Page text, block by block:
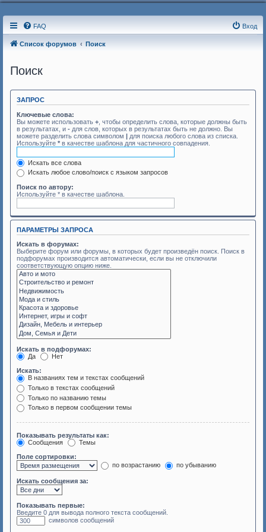
FAQ Вход
Список форумов Поиск
Поиск
ЗАПРОС
Ключевые слова:
Вы можете использовать + , чтобы определить слова, которые должны быть
в результатах, и - для слов, которых в результатах быть не должно. Вы
можете разделить слова символом | для поиска любого слова из списка.
Используйте * в качестве шаблона для частичного совпадения.
Искать все слова
Искать любое слово/поиск с языком запросов
Поиск по автору:
Используйте * в качестве шаблона.
ПАРАМЕТРЫ ЗАПРОСА
Искать в форумах:
Выберите форум или форумы, в которых будет произведён поиск. Поиск в
подфорумах производится автоматически, если вы не отключили
соответствующую опцию ниже.
Искать в подфорумах:
Да
Нет
Искать:
В названиях тем и текстах сообщений
Только в текстах сообщений
Только по названию темы
Только в первом сообщении темы
Показывать результаты как:
Сообщения
Темы
Поле сортировки:
по возрастанию
по убыванию
Искать сообщения за:
Показывать первые:
Введите 0 для вывода полного текста сообщений.
символов сообщений